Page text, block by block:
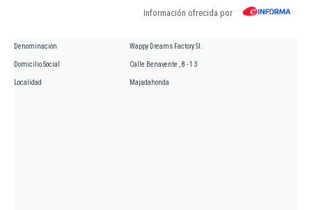
Información ofrecida por
Denominación Wappy Dreams Factory Sl.
Domicilio Social Calle Benavente , 8 - 1 3
Localidad Majadahonda